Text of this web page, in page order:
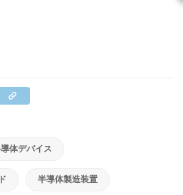
体デバイス
半導体製造装置